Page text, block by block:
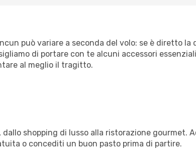
può variare a seconda del volo: se è diretto la
di portare con te alcuni accessori
al meglio il tragitto.
shopping di lusso alla ristorazione gourmet.
o concediti un buon pasto prima di partire.